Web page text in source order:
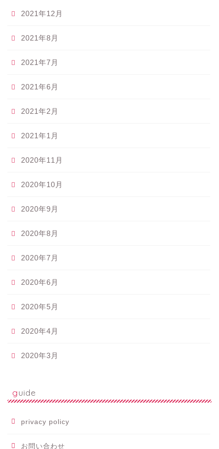
2021年12月
2021年8月
2021年7月
2021年6月
2021年2月
2021年1月
2020年11月
2020年10月
2020年9月
2020年8月
2020年7月
2020年6月
2020年5月
2020年4月
2020年3月
guide
privacy policy
お問い合わせ